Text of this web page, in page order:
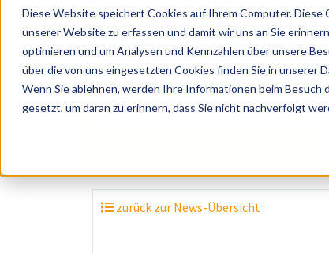
Diese Website speichert Cookies auf Ihrem Computer.
unserer Website zu erfassen und damit wir uns an Sie
optimieren und um Analysen und Kennzahlen über unsere
über die von uns eingesetzten Cookies finden Sie in unserer
Wenn Sie ablehnen, werden Ihre Informationen beim
gesetzt, um daran zu erinnern, dass Sie nicht nachverfolgt
zurück zur News-Übersicht
Künstler, Zelte, Bands, Catering, ...